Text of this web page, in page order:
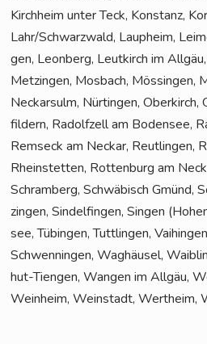
Kirch­heim unter Teck, Kon­stanz,
Lahr/Schwarzwald, Laup­heim,
gen, Leon­berg, Leut­kirch im
Met­zin­gen, Mos­bach, Mös­sin­gen,
Neckar­sulm, Nür­tin­gen,
fil­dern, Radolf­zell am Boden­see,
Rems­eck am Neckar, Reut­lin­gen,
Rhein­stet­ten, Rot­ten­burg am
Schram­berg, Schwä­bisch Gmünd,
zin­gen, Sin­del­fin­gen, Sin­gen
see, Tübin­gen, Tutt­lin­gen,
Schwen­nin­gen, Wag­häu­sel,
hut-Tien­gen, Wan­gen im All­gäu,
Wein­heim, Wein­stadt, Wert­heim,